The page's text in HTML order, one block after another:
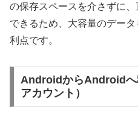
の保存スペースを介さずに
できるため、大容量のデー
利点です。
AndroidからAndroid
アカウント）